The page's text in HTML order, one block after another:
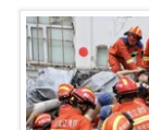
Phó Tổng Biên
Nguyễn Trọng Ninh
Tổng đài VTV:
Ðiện thoại Thời